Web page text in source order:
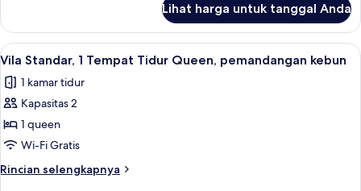
pemandangan
kebun
Vila
Standar,
1
tidur,
pemandangan
Lihat harga untuk tanggal Anda
Lihat
semua
foto
untuk
Vila
Standar,
1
Tempat
Vila Standar, 1 Tempat Tidur
2
Vila Standar, 1 Tempat Tidur Queen, pemandangan kebun
1 kamar tidur
Kapasitas 2
1 queen
Wi-Fi Gratis
Rincian selengkapnya
Rincian